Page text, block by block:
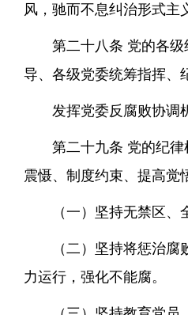
风，驰而不息纠治形式主
第二十八条 党的各
导、各级党委统筹指挥、
发挥党委反腐败协调
第二十九条 党的纪
震慑、制度约束、提高觉
（一）坚持无禁区
（二）坚持将惩治
力运行，强化不能腐。